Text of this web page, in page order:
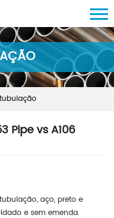
Pipe vs A106
aço, preto e
e sem emenda.